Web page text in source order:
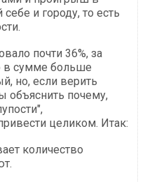
и городу, то есть
почти 36%, за
в сумме больше
но, если верить
объяснить почему,
целиком. Итак:
количество